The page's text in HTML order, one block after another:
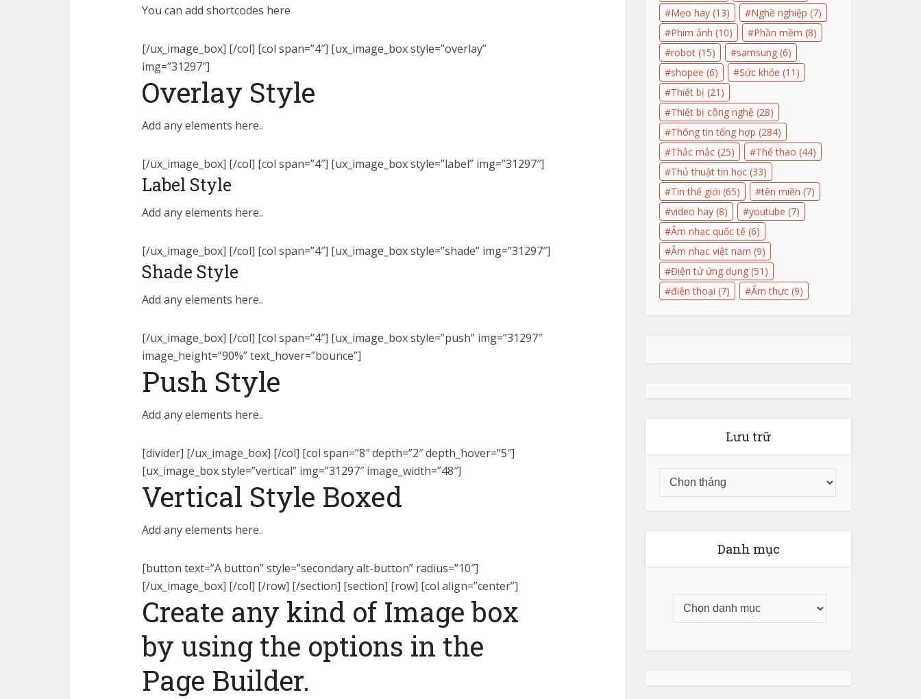
You can add shortcodes here
[/ux_image_box] [/col] [col span=”4″] [ux_image_box style=”overlay”
img=”31297″]
Overlay Style
Add any elements here..
[/ux_image_box] [/col] [col span=”4″] [ux_image_box style=”label” img=”31297″]
Label Style
Add any elements here..
[/ux_image_box] [/col] [col span=”4″] [ux_image_box style=”shade” img=”31297″]
Shade Style
Add any elements here..
[/ux_image_box] [/col] [col span=”4″] [ux_image_box style=”push” img=”31297″
image_height=”90%” text_hover=”bounce”]
Push Style
Add any elements here..
[divider] [/ux_image_box] [/col] [col span=”8″ depth=”2″ depth_hover=”5″]
[ux_image_box style=”vertical” img=”31297″ image_width=”48″]
Vertical Style Boxed
Add any elements here..
[button text=”A button” style=”secondary alt-button” radius=”10″]
[/ux_image_box] [/col] [/row] [/section] [section] [row] [col align=”center”]
Create any kind of Image box
by using the options in the
Page Builder.
Mẹo hay (13) Nghề nghiệp (7)
Phim ảnh (10) Phần mềm (8)
robot (15) samsung (6)
shopee (6) Sức khỏe (11)
Thiết bị (21)
Thiết bị công nghệ (28)
Thông tin tổng hợp (284)
Thắc mắc (25) Thể thao (44)
Thủ thuật tin học (33)
Tin thế giới (65) tên miền (7)
video hay (8) youtube (7)
Âm nhạc quốc tế (6)
Âm nhạc việt nam (9)
Điện tử ứng dụng (51)
điện thoại (7) Ẩm thực (9)
Lưu trữ
Danh mục